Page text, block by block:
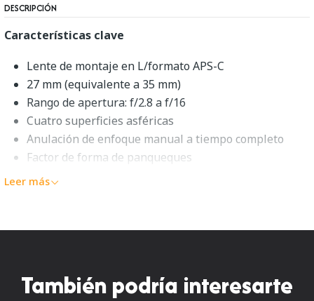
DESCRIPCIÓN
Características clave
Lente de montaje en L/formato APS-C
27 mm (equivalente a 35 mm)
Rango de apertura: f/2.8 a f/16
Cuatro superficies asféricas
Anulación de enfoque manual a tiempo completo
Factor de forma de panqueques
Leica Elmarit-TL 18 mm f/2.8
equivalente a 27 mm diseñado para cámaras sin espejo
Leicade montura L de formato APS-C. Su factor de forma
Leer más
También podría interesarte